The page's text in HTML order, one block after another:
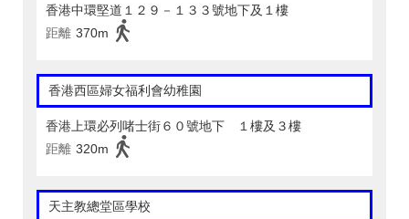
香港中環堅道１２９－１３３號地下及１樓
距離 370m
香港西區婦女福利會幼稚園
香港上環必列啫士街６０號地下 １樓及３樓
距離 320m
天主教總堂區學校